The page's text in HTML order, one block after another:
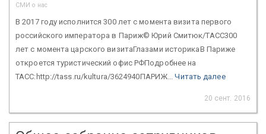
СМИ о нас
В 2017 году исполнится 300 лет с момента визита первого
российского императора в Париж© Юрий Смитюк/ТАСС300
лет с момента царского визитаГлазами историкаВ Париже
откроется туристический офис РФПодробнее на
ТАСС:http://tass.ru/kultura/3624940ПАРИЖ...Читать далее
20 сент. 2016